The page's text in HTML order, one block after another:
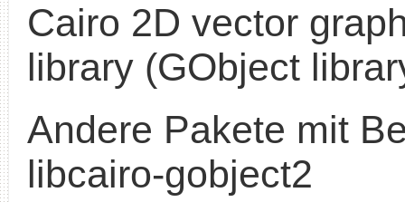
Cairo 2D vector
library (GObject
Andere Pakete mit
libcairo-gobject2